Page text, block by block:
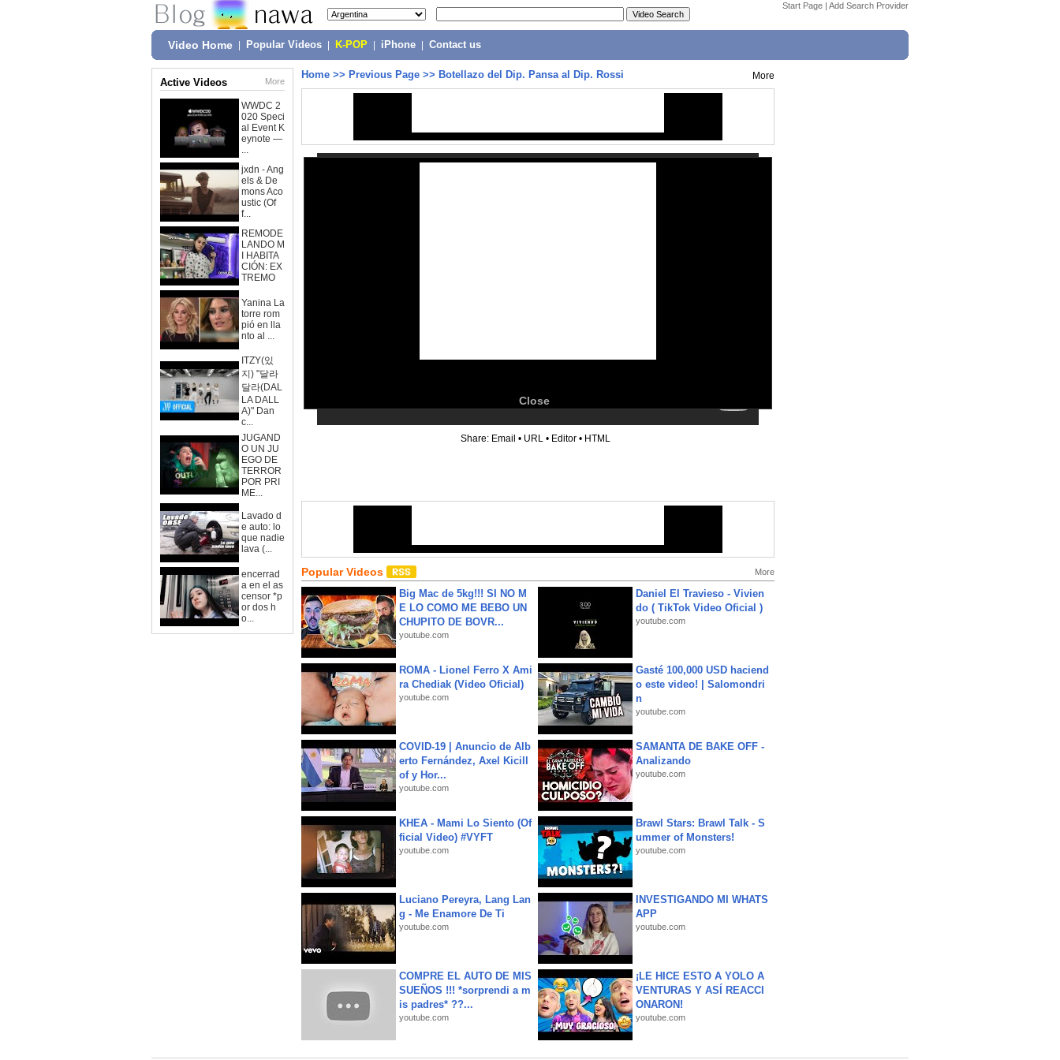
Start Page | Add Search Provider
Video Home Popular Videos K-POP iPhone Contact us
Active Videos More
WWDC 2
020 Speci
al Event K
eynote —
...
jxdn - Ang
els & De
mons Aco
ustic (Of
f...
REMODE
LANDO M
I HABITA
CIÓN: EX
TREMO
Yanina La
torre rom
pió en lla
nto al ...
ITZY(있
지) "달라
달라(DAL
LA DALL
A)" Dan
c...
JUGAND
O UN JU
EGO DE
TERROR
POR PRI
ME...
Lavado d
e auto: lo
que nadie
lava (...
encerrad
a en el as
censor *p
or dos h
o...
Home >> Previous Page >> Botellazo del Dip. Pansa al Dip. Rossi More
Close
Share: Email • URL • Editor • HTML
Popular Videos More
Big Mac de 5kg!!! SI NO M
E LO COMO ME BEBO UN
CHUPITO DE BOVR...
youtube.com
Daniel El Travieso - Vivien
do ( TikTok Video Oficial )
youtube.com
ROMA - Lionel Ferro X Ami
ra Chediak (Video Oficial)
youtube.com
Gasté 100,000 USD haciend
o este video! | Salomondri
n
youtube.com
COVID-19 | Anuncio de Alb
erto Fernández, Axel Kicill
of y Hor...
youtube.com
SAMANTA DE BAKE OFF -
Analizando
youtube.com
KHEA - Mami Lo Siento (Of
ficial Video) #VYFT
youtube.com
Brawl Stars: Brawl Talk - S
ummer of Monsters!
youtube.com
Luciano Pereyra, Lang Lan
g - Me Enamore De Ti
youtube.com
INVESTIGANDO MI WHATS
APP
youtube.com
COMPRE EL AUTO DE MIS
SUEÑOS !!! *sorprendi a m
is padres* ??...
youtube.com
¡LE HICE ESTO A YOLO A
VENTURAS Y ASÍ REACCI
ONARON!
youtube.com